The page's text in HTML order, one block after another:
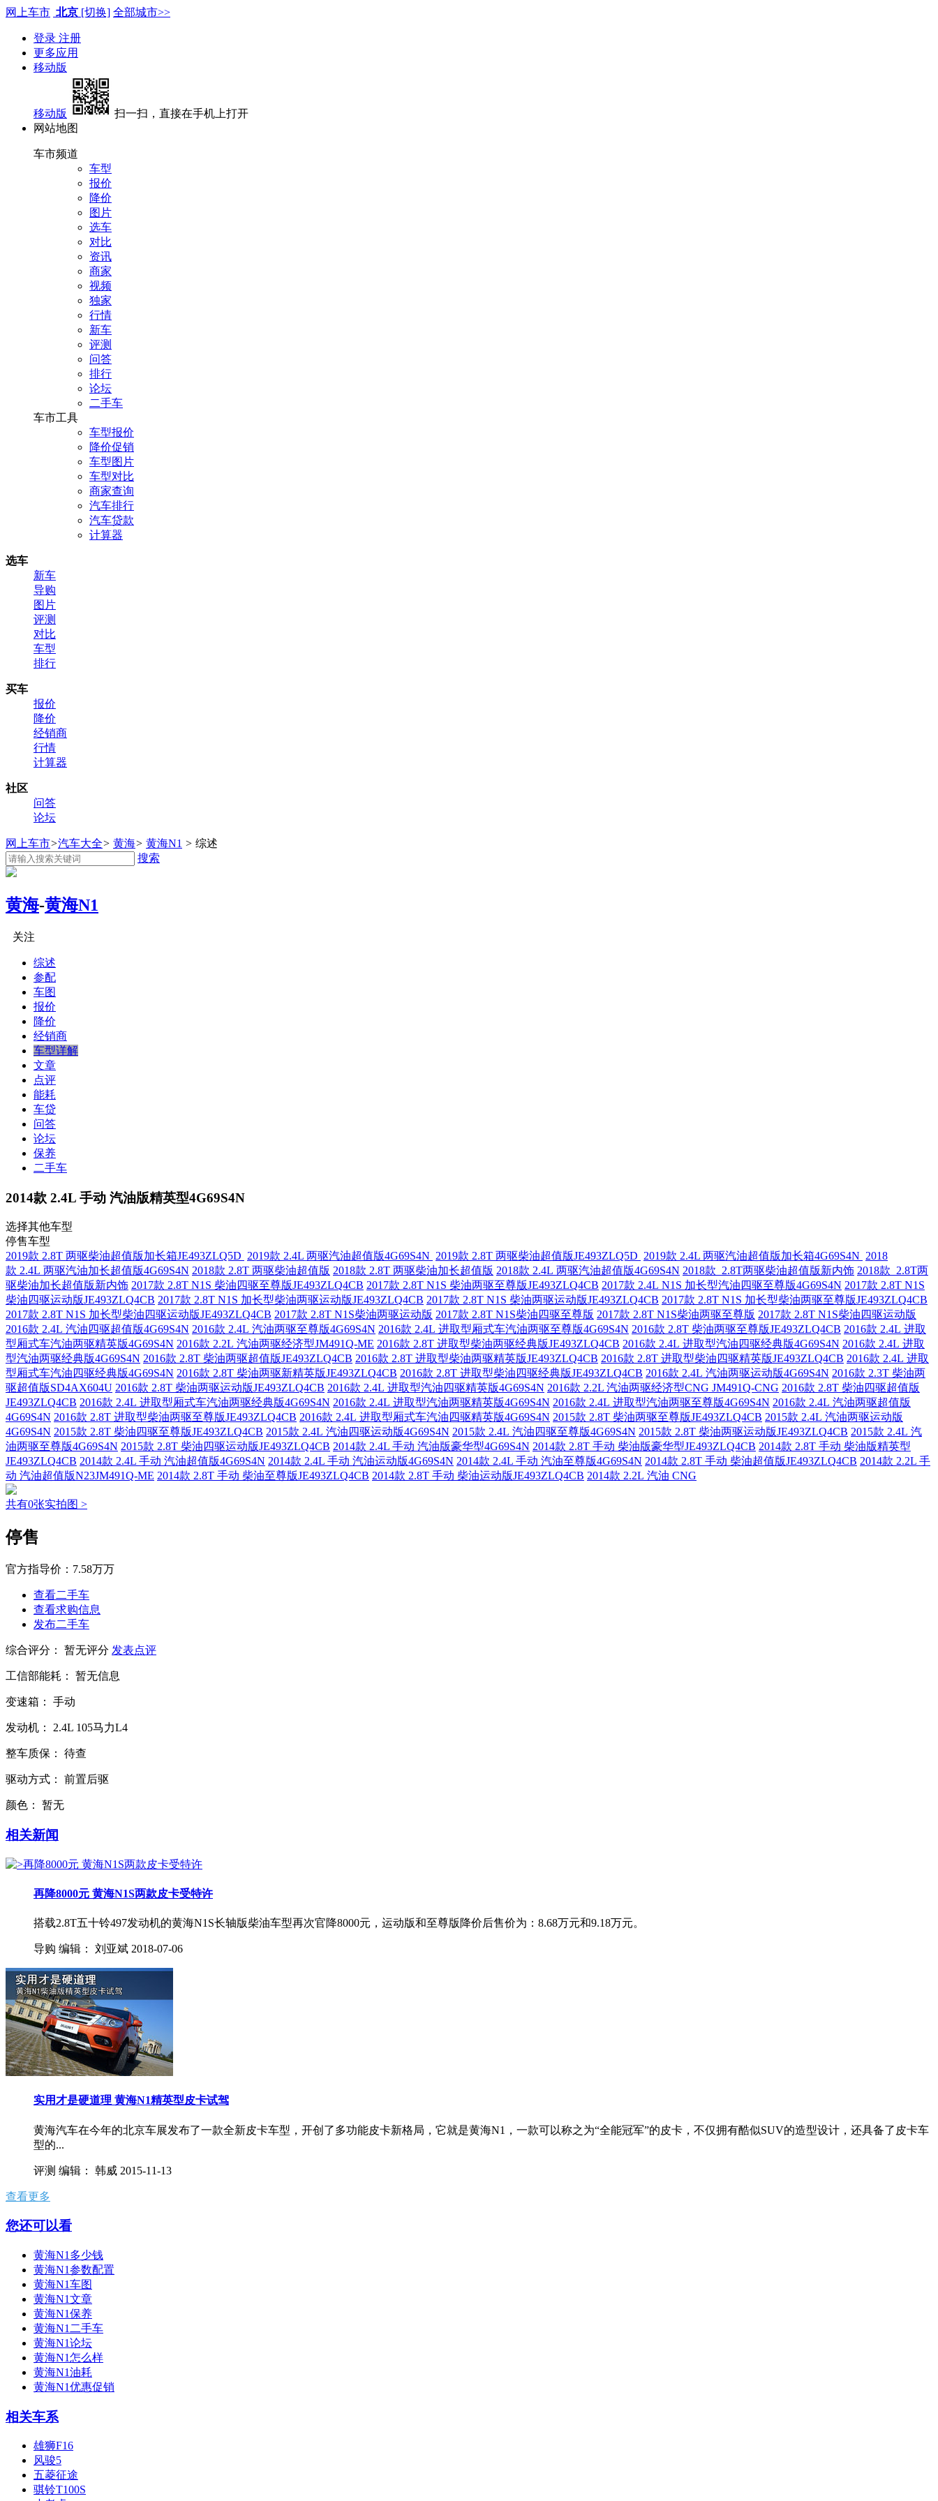
网上车市 北京 [切换] 全部城市>>
登录 注册
更多应用
移动版
移动版
扫一扫，直接在手机上打开
网站地图
车市频道
车型
报价
降价
图片
选车
对比
资讯
商家
视频
独家
行情
新车
评测
问答
排行
论坛
二手车
车市工具
车型报价
降价促销
车型图片
车型对比
商家查询
汽车排行
汽车贷款
计算器
选车
新车
导购
图片
评测
对比
车型
排行
买车
报价
降价
经销商
行情
计算器
社区
问答
论坛
网上车市>汽车大全> 黄海> 黄海N1 > 综述
搜索
黄海-黄海N1
关注
综述
参配
车图
报价
降价
经销商
车型详解
文章
点评
能耗
车贷
问答
论坛
保养
二手车
2014款 2.4L 手动 汽油版精英型4G69S4N
选择其他车型
停售车型
2019款 2.8T 两驱柴油超值版加长箱JE493ZLQ5D 2019款 2.4L 两驱汽油超值版4G69S4N 2019款 2.8T 两驱柴油超值版JE493ZLQ5D 2019款 2.4L 两驱汽油超值版加长箱4G69S4N 2018
款 2.4L 两驱汽油加长超值版4G69S4N 2018款 2.8T 两驱柴油超值版 2018款 2.8T 两驱柴油加长超值版 2018款 2.4L 两驱汽油超值版4G69S4N 2018款 2.8T两驱柴油超值版新内饰 2018款 2.8T两
驱柴油加长超值版新内饰 2017款 2.8T N1S 柴油四驱至尊版JE493ZLQ4CB 2017款 2.8T N1S 柴油两驱至尊版JE493ZLQ4CB 2017款 2.4L N1S 加长型汽油四驱至尊版4G69S4N 2017款 2.8T N1S
柴油四驱运动版JE493ZLQ4CB 2017款 2.8T N1S 加长型柴油两驱运动版JE493ZLQ4CB 2017款 2.8T N1S 柴油两驱运动版JE493ZLQ4CB 2017款 2.8T N1S 加长型柴油两驱至尊版JE493ZLQ4CB
2017款 2.8T N1S 加长型柴油四驱运动版JE493ZLQ4CB 2017款 2.8T N1S柴油两驱运动版 2017款 2.8T N1S柴油四驱至尊版 2017款 2.8T N1S柴油两驱至尊版 2017款 2.8T N1S柴油四驱运动版
2016款 2.4L 汽油四驱超值版4G69S4N 2016款 2.4L 汽油两驱至尊版4G69S4N 2016款 2.4L 进取型厢式车汽油两驱至尊版4G69S4N 2016款 2.8T 柴油两驱至尊版JE493ZLQ4CB 2016款 2.4L 进取
型厢式车汽油两驱精英版4G69S4N 2016款 2.2L 汽油两驱经济型JM491Q-ME 2016款 2.8T 进取型柴油两驱经典版JE493ZLQ4CB 2016款 2.4L 进取型汽油四驱经典版4G69S4N 2016款 2.4L 进取
型汽油两驱经典版4G69S4N 2016款 2.8T 柴油两驱超值版JE493ZLQ4CB 2016款 2.8T 进取型柴油两驱精英版JE493ZLQ4CB 2016款 2.8T 进取型柴油四驱精英版JE493ZLQ4CB 2016款 2.4L 进取
型厢式车汽油四驱经典版4G69S4N 2016款 2.8T 柴油两驱新精英版JE493ZLQ4CB 2016款 2.8T 进取型柴油四驱经典版JE493ZLQ4CB 2016款 2.4L 汽油两驱运动版4G69S4N 2016款 2.3T 柴油两
驱超值版SD4AX604U 2016款 2.8T 柴油两驱运动版JE493ZLQ4CB 2016款 2.4L 进取型汽油四驱精英版4G69S4N 2016款 2.2L 汽油两驱经济型CNG JM491Q-CNG 2016款 2.8T 柴油四驱超值版
JE493ZLQ4CB 2016款 2.4L 进取型厢式车汽油两驱经典版4G69S4N 2016款 2.4L 进取型汽油两驱精英版4G69S4N 2016款 2.4L 进取型汽油两驱至尊版4G69S4N 2016款 2.4L 汽油两驱超值版
4G69S4N 2016款 2.8T 进取型柴油两驱至尊版JE493ZLQ4CB 2016款 2.4L 进取型厢式车汽油四驱精英版4G69S4N 2015款 2.8T 柴油两驱至尊版JE493ZLQ4CB 2015款 2.4L 汽油两驱运动版
4G69S4N 2015款 2.8T 柴油四驱至尊版JE493ZLQ4CB 2015款 2.4L 汽油四驱运动版4G69S4N 2015款 2.4L 汽油四驱至尊版4G69S4N 2015款 2.8T 柴油两驱运动版JE493ZLQ4CB 2015款 2.4L 汽
油两驱至尊版4G69S4N 2015款 2.8T 柴油四驱运动版JE493ZLQ4CB 2014款 2.4L 手动 汽油版豪华型4G69S4N 2014款 2.8T 手动 柴油版豪华型JE493ZLQ4CB 2014款 2.8T 手动 柴油版精英型
JE493ZLQ4CB 2014款 2.4L 手动 汽油超值版4G69S4N 2014款 2.4L 手动 汽油运动版4G69S4N 2014款 2.4L 手动 汽油至尊版4G69S4N 2014款 2.8T 手动 柴油超值版JE493ZLQ4CB 2014款 2.2L 手
动 汽油超值版N23JM491Q-ME 2014款 2.8T 手动 柴油至尊版JE493ZLQ4CB 2014款 2.8T 手动 柴油运动版JE493ZLQ4CB 2014款 2.2L 汽油 CNG
共有0张实拍图 >
停售
官方指导价： 7.58万万
查看二手车
查看求购信息
发布二手车
综合评分： 暂无评分 发表点评
工信部能耗： 暂无信息
变速箱： 手动
发动机： 2.4L 105马力L4
整车质保： 待查
驱动方式： 前置后驱
颜色： 暂无
相关新闻
再降8000元 黄海N1S两款皮卡受特许
搭载2.8T五十铃497发动机的黄海N1S长轴版柴油车型再次官降8000元，运动版和至尊版降价后售价为：8.68万元和9.18万元。
导购 编辑： 刘亚斌 2018-07-06
实用才是硬道理 黄海N1精英型皮卡试驾
黄海汽车在今年的北京车展发布了一款全新皮卡车型，开创了多功能皮卡新格局，它就是黄海N1，一款可以称之为“全能冠军”的皮卡，不仅拥有酷似SUV的造型设计，还具备了皮卡车
型的...
评测 编辑： 韩威 2015-11-13
查看更多
您还可以看
黄海N1多少钱
黄海N1参数配置
黄海N1车图
黄海N1文章
黄海N1保养
黄海N1二手车
黄海N1论坛
黄海N1怎么样
黄海N1油耗
黄海N1优惠促销
相关车系
雄狮F16
风骏5
五菱征途
骐铃T100S